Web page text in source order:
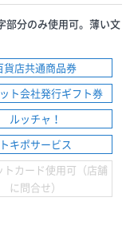
部分のみ使用可。薄い文
貨店共通商品券
ト会社発行ギフト券
ルッチャ！
トキポサービス
トカード使用可（店舗
に問合せ）